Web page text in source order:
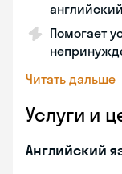
английский
Помогает
Читать дальше
Услуги и
Английский